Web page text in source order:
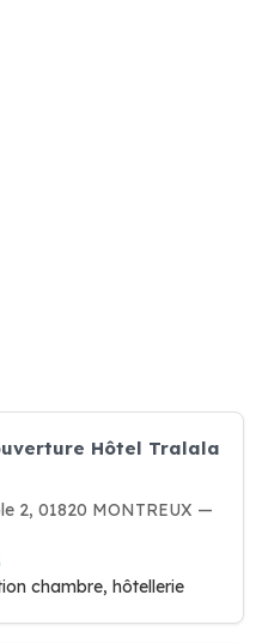
Hôtel Tralala
2, 01820 MONTREUX —
chambre, hôtellerie